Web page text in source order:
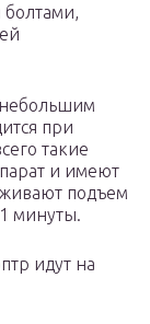
небольшим
при
такие
и имеют
подъем
минуты.
идут на